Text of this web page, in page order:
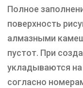
Полное
поверхность
алмазными
пустот. При
укладываются
согласно